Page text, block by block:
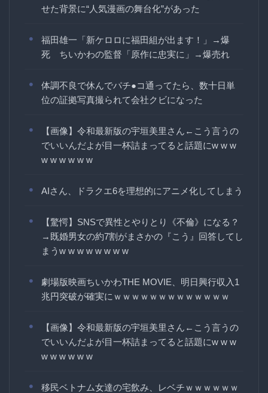
せた背景に“人気漫画の舞台化”があった
福田雄一「新ケロロに福田組が出ます！」→爆
死 ちいかわの監督「原作に忠実に」→爆売れ
体調不良で休んでパチ●コ通ってたら、数十日単
位の証拠写真撮られて会社クビになった
【画像】令和最新版の宇垣美里さん←こう言うの
でいいんだよが目一杯詰まってると話題にw w w
w w w w w w
AIさん、ドラクエ6を理想的にアニメ化してしまう
【驚愕】SNSで異性とやりとり《不倫》になる？
→既婚男女の約7割がまさかの『こう』回答してし
まうw w w w w w w w
劇場版映画ちいかわTHE MOVIE、明日興行収入1
兆円突破が確実にｗｗｗｗｗｗｗｗｗｗｗｗｗ
【画像】令和最新版の宇垣美里さん←こう言うの
でいいんだよが目一杯詰まってると話題にw w w
w w w w w w
移民ベトナム女達の宅飲み、レベチｗｗｗｗｗｗ